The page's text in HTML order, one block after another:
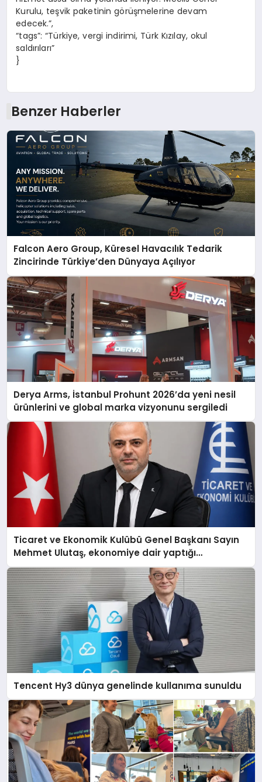
Kurulu, teşvik paketinin görüşmelerine devam
edecek.”,
“tags”: “Türkiye, vergi indirimi, Türk Kızılay, okul
saldırıları”
}
Benzer Haberler
Falcon Aero Group, Küresel Havacılık Tedarik
Zincirinde Türkiye’den Dünyaya Açılıyor
Derya Arms, İstanbul Prohunt 2026’da yeni nesil
ürünlerini ve global marka vizyonunu sergiledi
Ticaret ve Ekonomik Kulübü Genel Başkanı Sayın
Mehmet Ulutaş, ekonomiye dair yaptığı
açıklamada şunları kaydetti:
Tencent Hy3 dünya genelinde kullanıma sunuldu